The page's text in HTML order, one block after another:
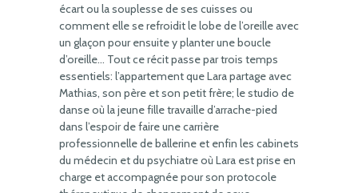
écart ou la souplesse de ses cuisses ou
comment elle se refroidit le lobe de l’oreille avec
un glaçon pour ensuite y planter une boucle
d’oreille… Tout ce récit passe par trois temps
essentiels: l’appartement que Lara partage avec
Mathias, son père et son petit frère; le studio de
danse où la jeune fille travaille d’arrache-pied
dans l’espoir de faire une carrière
professionnelle de ballerine et enfin les cabinets
du médecin et du psychiatre où Lara est prise en
charge et accompagnée pour son protocole